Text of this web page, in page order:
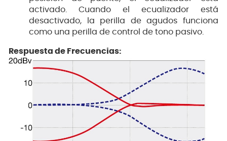
activado. Cuando el ecualizador está
desactivado, la perilla de agudos funciona
como una perilla de control de tono pasivo.
Respuesta de Frecuencias: